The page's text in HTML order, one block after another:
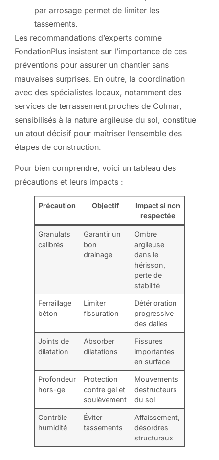
par arrosage permet de limiter les
tassements.
Les recommandations d’experts comme
FondationPlus insistent sur l’importance de ces
préventions pour assurer un chantier sans
mauvaises surprises. En outre, la coordination
avec des spécialistes locaux, notamment des
services de terrassement proches de Colmar,
sensibilisés à la nature argileuse du sol, constitue
un atout décisif pour maîtriser l’ensemble des
étapes de construction.
Pour bien comprendre, voici un tableau des
précautions et leurs impacts :
Précaution Objectif
Impact si non
respectée
Granulats
calibrés
Garantir un
bon
drainage
Ombre
argileuse
dans le
hérisson,
perte de
stabilité
Ferraillage
béton
Limiter
fissuration
Détérioration
progressive
des dalles
Joints de
dilatation
Absorber
dilatations
Fissures
importantes
en surface
Profondeur
hors-gel
Protection
contre gel et
soulèvement
Mouvements
destructeurs
du sol
Contrôle
humidité
Éviter
tassements
Affaissement,
désordres
structuraux